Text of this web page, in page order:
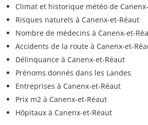
Climat et historique météo de
Risques naturels à Canenx-et-Réaut
Nombre de médecins à Canenx-et-
Accidents de la route à Canenx-et-
Délinquance à Canenx-et-Réaut
Prénoms donnés dans les Landes
Entreprises à Canenx-et-Réaut
Prix m2 à Canenx-et-Réaut
Hôpitaux à Canenx-et-Réaut